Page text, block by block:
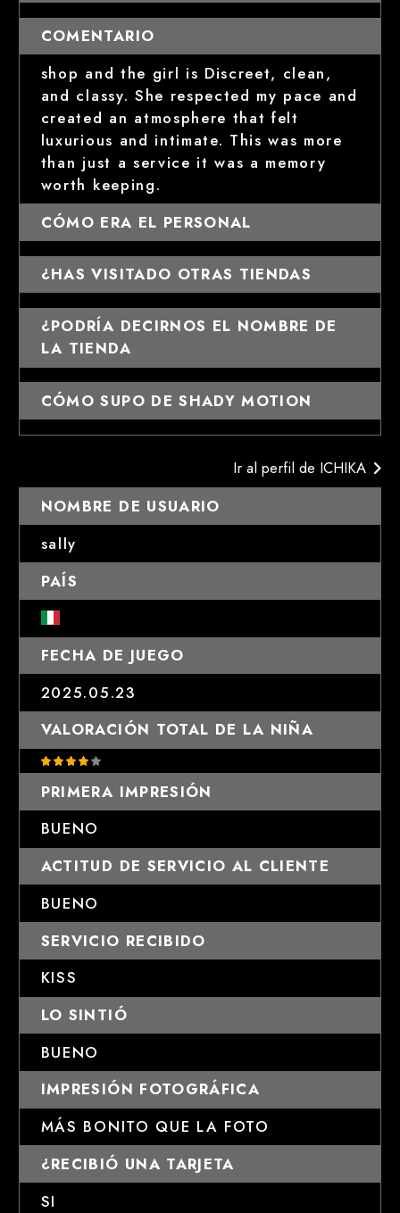
COMENTARIO
shop and the girl is Discreet, clean,
and classy. She respected my pace and
created an atmosphere that felt
luxurious and intimate. This was more
than just a service it was a memory
worth keeping.
CÓMO ERA EL PERSONAL
¿HAS VISITADO OTRAS TIENDAS
¿PODRÍA DECIRNOS EL NOMBRE DE
LA TIENDA
CÓMO SUPO DE SHADY MOTION
Ir al perfil de ICHIKA
NOMBRE DE USUARIO
sally
PAÍS
FECHA DE JUEGO
2025.05.23
VALORACIÓN TOTAL DE LA NIÑA
PRIMERA IMPRESIÓN
BUENO
ACTITUD DE SERVICIO AL CLIENTE
BUENO
SERVICIO RECIBIDO
KISS
LO SINTIÓ
BUENO
IMPRESIÓN FOTOGRÁFICA
MÁS BONITO QUE LA FOTO
¿RECIBIÓ UNA TARJETA
SI